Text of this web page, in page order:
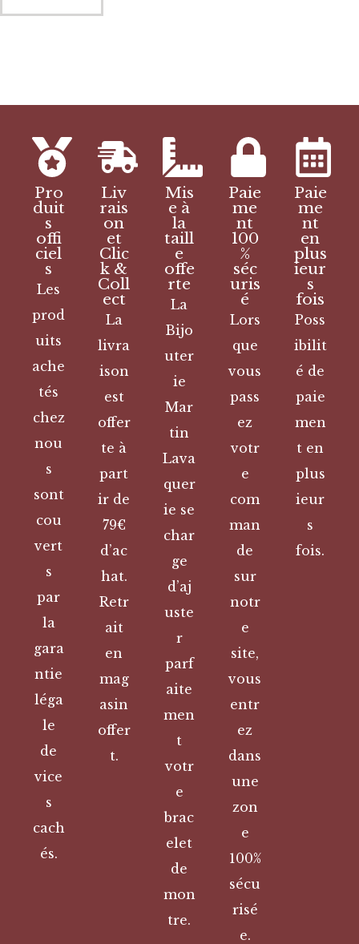
Pro
duit
s
offi
ciel
s
Les
prod
uits
ache
tés
chez
nou
s
sont
cou
vert
s
par
la
gara
ntie
léga
le
de
vice
s
cach
és.
Liv
rais
on
et
Clic
k &
Coll
ect
La
livra
ison
est
offer
te à
part
ir de
79€
d’ac
hat.
Retr
ait
en
mag
asin
offer
t.
Mis
e à
la
taill
e
offe
rte
La
Bijo
uter
ie
Mar
tin
Lava
quer
ie se
char
ge
d’aj
uste
r
parf
aite
men
t
votr
e
brac
elet
de
mon
tre.
Paie
me
nt
100
%
séc
uris
é
Lors
que
vous
pass
ez
votr
e
com
man
de
sur
notr
e
site,
vous
entr
ez
dans
une
zon
e
100%
sécu
risé
e.
Paie
me
nt
en
plus
ieur
s
fois
Poss
ibilit
é de
paie
men
t en
plus
ieur
s
fois.